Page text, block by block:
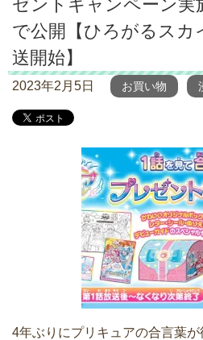
ゼントキャンペーン実
で公開【ひろがるスカ
送開始】
2023年2月5日 お買い物
4年ぶりにプリキュアの合言葉